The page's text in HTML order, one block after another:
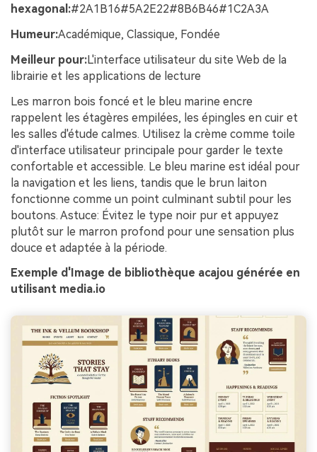
hexagonal:#2A1B16#5A2E22#8B6B46#1C2A3A
Humeur:Académique, Classique, Fondée
Meilleur pour:L'interface utilisateur du site Web de la
librairie et les applications de lecture
Les marron bois foncé et le bleu marine encre
rappelent les étagères empilées, les épingles en cuir et
les salles d'étude calmes. Utilisez la crème comme toile
d'interface utilisateur principale pour garder le texte
confortable et accessible. Le bleu marine est idéal pour
la navigation et les liens, tandis que le brun laiton
fonctionne comme un point culminant subtil pour les
boutons. Astuce: Évitez le type noir pur et appuyez
plutôt sur le marron profond pour une sensation plus
douce et adaptée à la période.
Exemple d'Image de bibliothèque acajou générée en
utilisant media.io